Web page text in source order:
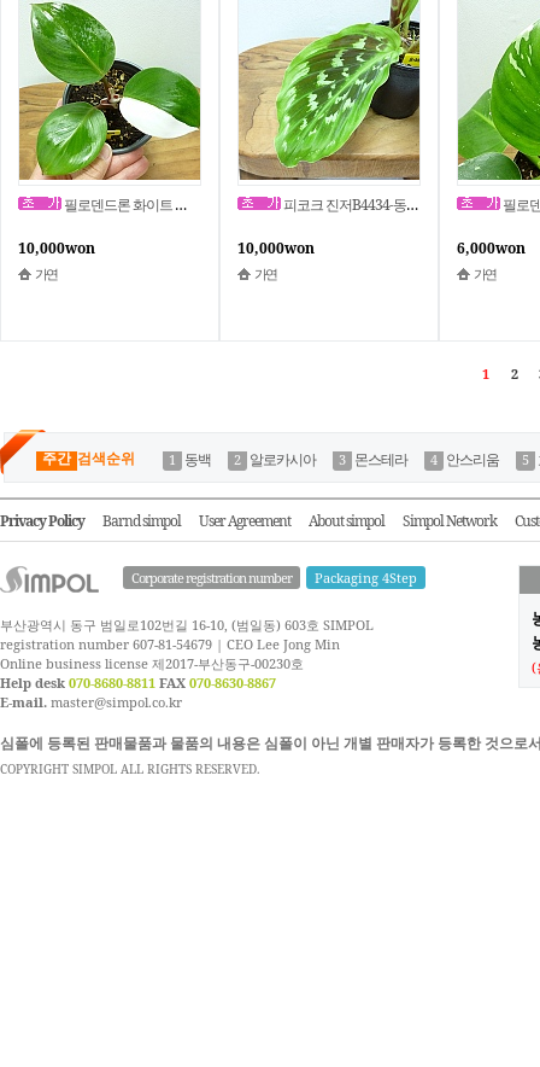
필로덴드론 화이트 나이트,탑순화개체B4429-동일품배송,높이 16cm,너비 12cm
10,000won
가연
피코크 진저B4434-동일품배송,높이 19cm,너비 18cm
10,000won
가연
필로덴드론 화이트
6,000won
가연
1 2
주간 검색순위 동백 알로카시아 몬스테라 안스리움
Privacy Policy Barnd simpol User Agreement About simpol Simpol Network
Corporate registration number Packaging 4Step
부산광역시 동구 범일로102번길 16-10, (범일동) 603호 SIMPOL
registration number 607-81-54679 | CEO Lee Jong Min
Online business license 제2017-부산동구-00230호
Help desk 070-8680-8811 FAX 070-8630-8867
E-mail. master@simpol.co.kr
(
심폴에 등록된 판매물품과 물품의 내용은 심폴이 아닌 개별 판매자가 등록한 것으
COPYRIGHT SIMPOL ALL RIGHTS RESERVED.